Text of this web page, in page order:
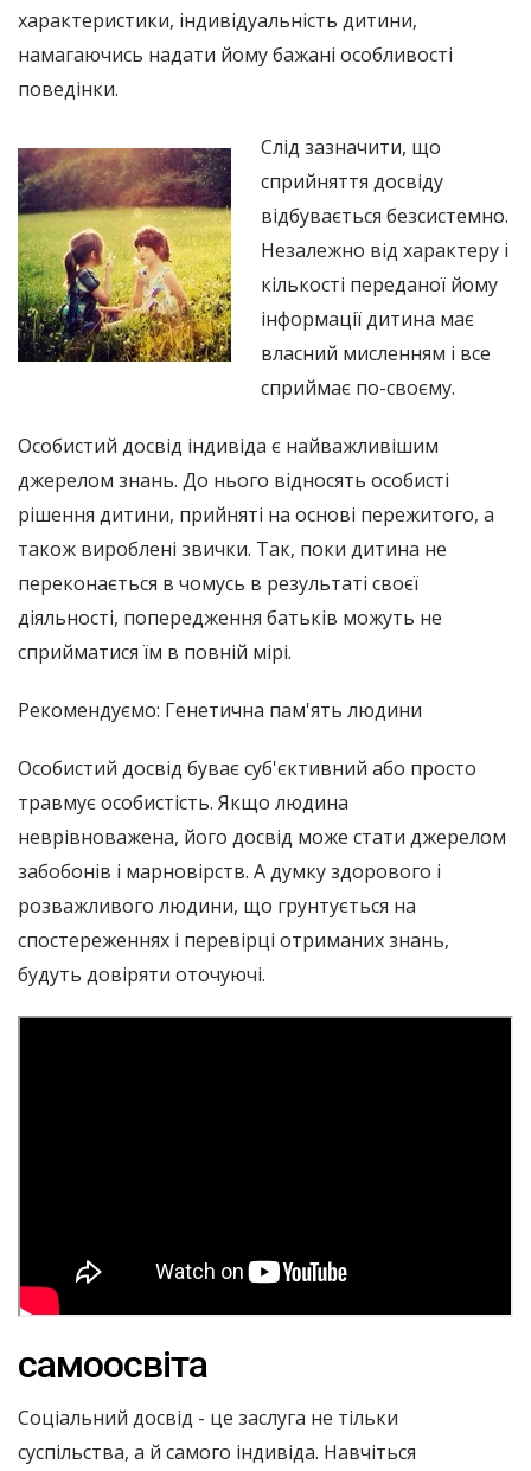
характеристики, індивідуальність дитини,
намагаючись надати йому бажані особливості
поведінки.
Слід зазначити, що
сприйняття досвіду
відбувається безсистемно.
Незалежно від характеру і
кількості переданої йому
інформації дитина має
власний мисленням і все
сприймає по-своєму.
Особистий досвід індивіда є найважливішим
джерелом знань. До нього відносять особисті
рішення дитини, прийняті на основі пережитого, а
також вироблені звички. Так, поки дитина не
переконається в чомусь в результаті своєї
діяльності, попередження батьків можуть не
сприйматися їм в повній мірі.
Рекомендуємо: Генетична пам'ять людини
Особистий досвід буває суб'єктивний або просто
травмує особистість. Якщо людина
неврівноважена, його досвід може стати джерелом
забобонів і марновірств. А думку здорового і
розважливого людини, що грунтується на
спостереженнях і перевірці отриманих знань,
будуть довіряти оточуючі.
самоосвіта
Соціальний досвід - це заслуга не тільки
суспільства, а й самого індивіда. Навчіться